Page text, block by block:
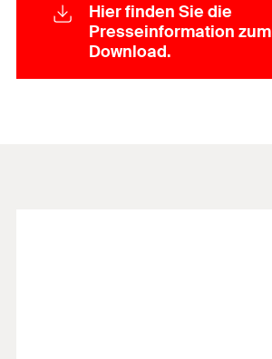
Hier finden Sie die
Presseinformation zum
Download.